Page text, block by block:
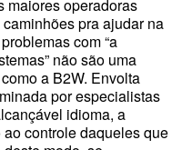
maiores operadoras
pra ajudar na
com “a
não são uma
a B2W. Envolta
por especialistas
idioma, a
controle daqueles que